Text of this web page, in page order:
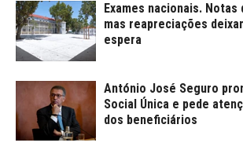
Exames nacionais. Notas
mas reapreciações
espera
António José Seguro
Social Única e pede
dos beneficiários